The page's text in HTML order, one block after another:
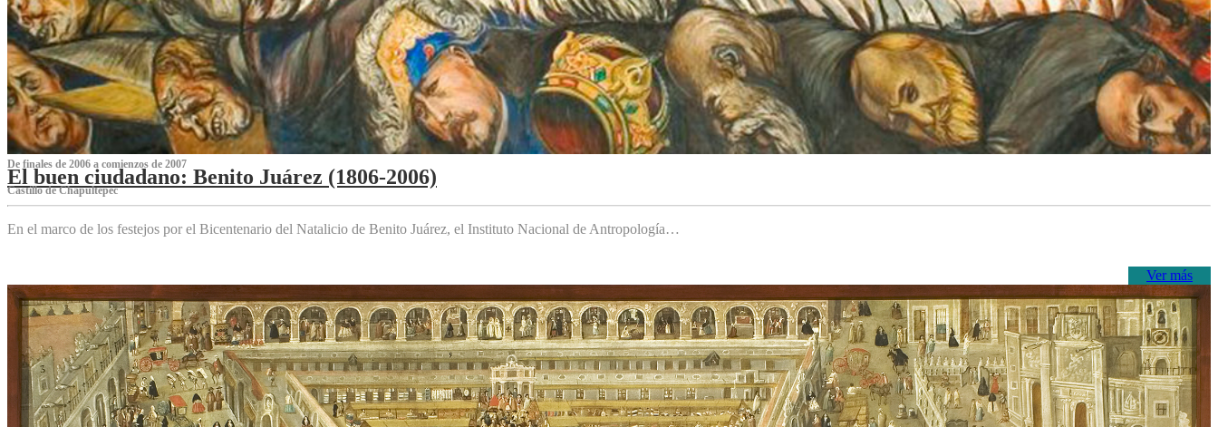
De finales de 2006 a comienzos de 2007
El buen ciudadano: Benito Juárez (1806-2006)
Castillo de Chapultepec
En el marco de los festejos por el Bicentenario del Natalicio de Benito Juárez, el Instituto Nacional de Antropología…
Ver más